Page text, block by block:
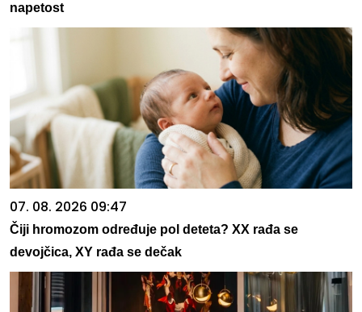
napetost
07. 08. 2026 09:47
Čiji hromozom određuje pol deteta? XX rađa se
devojčica, XY rađa se dečak